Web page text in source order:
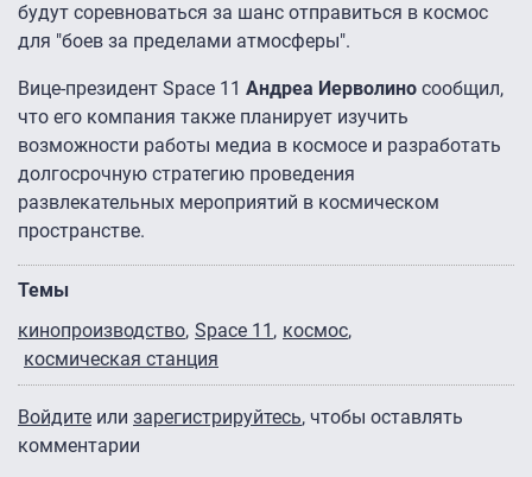
будут соревноваться за шанс отправиться в космос
для "боев за пределами атмосферы".
Вице-президент Space 11 Андреа Иерволино сообщил,
что его компания также планирует изучить
возможности работы медиа в космосе и разработать
долгосрочную стратегию проведения
развлекательных мероприятий в космическом
пространстве.
Темы
кинопроизводство Space 11
космос
космическая станция
Войдите или зарегистрируйтесь, чтобы оставлять
комментарии